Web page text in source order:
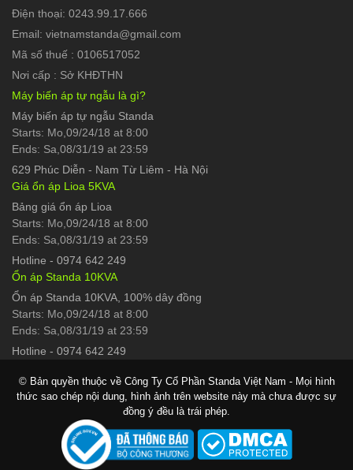
Điện thoại: 0243.99.17.666
Email: vietnamstanda@gmail.com
Mã số thuế : 0106517052
Nơi cấp : Sở KHĐTHN
Máy biến áp tự ngẫu là gì?
Máy biến áp tự ngẫu Standa
Starts: Mo,09/24/18 at 8:00
Ends: Sa,08/31/19 at 23:59
629 Phúc Diễn - Nam Từ Liêm - Hà Nội
Giá ổn áp Lioa 5KVA
Bảng giá ổn áp Lioa
Starts: Mo,09/24/18 at 8:00
Ends: Sa,08/31/19 at 23:59
Hotline - 0974 642 249
Ổn áp Standa 10KVA
Ổn áp Standa 10KVA, 100% dây đồng
Starts: Mo,09/24/18 at 8:00
Ends: Sa,08/31/19 at 23:59
Hotline - 0974 642 249
© Bản quyền thuộc về Công Ty Cổ Phần Standa Việt Nam - Mọi hình
thức sao chép nội dung, hình ảnh trên website này mà chưa được sự
đồng ý đều là trái phép.